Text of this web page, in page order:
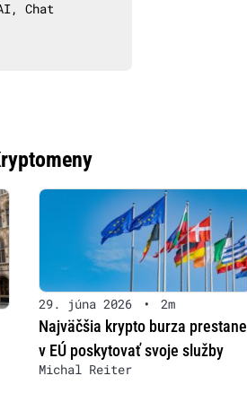
Chat
29. júna 2026 • 2m
Najväčšia krypto burza prestane
v EÚ poskytovať svoje služby
Michal Reiter